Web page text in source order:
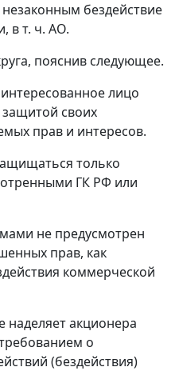
бездействие
в т. ч. АО.
пояснив следующее.
лицо
защитой своих
прав и интересов.
только
ГК РФ или
не предусмотрен
прав, как
коммерческой
наделяет акционера
о
(бездействия)